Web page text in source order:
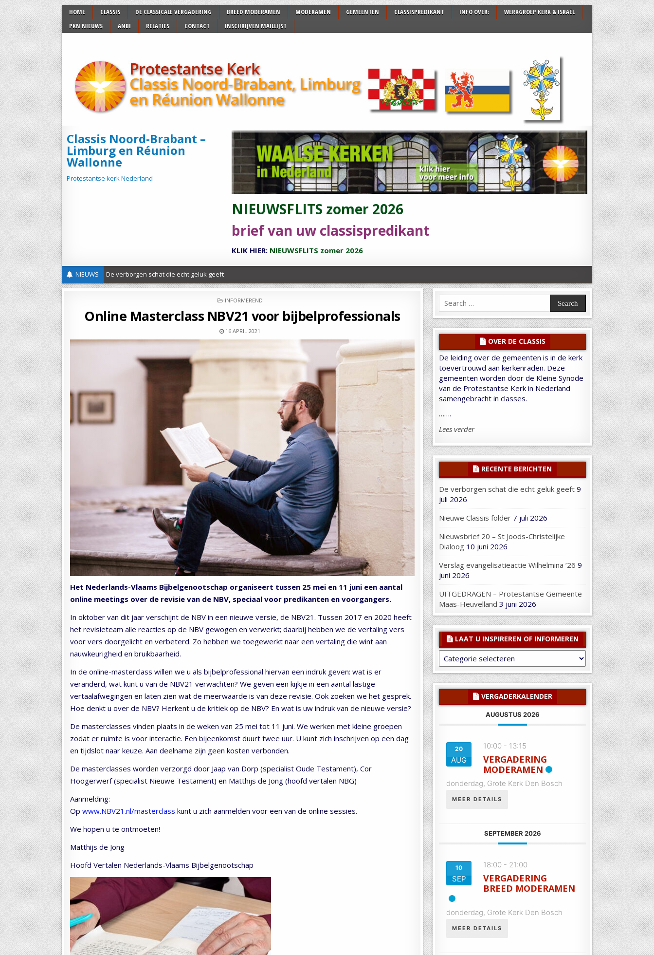
HOME CLASSIS DE CLASSICALE VERGADERING BREED MODERAMEN MODERAMEN GEMEENTEN CLASSISPREDIKANT INFO OVER:
WERKGROEP KERK & ISRAËL
PKN NIEUWS
ANBI RELATIES CONTACT INSCHRIJVEN MAILLIJST
Classis Noord-Brabant –
Limburg en Réunion
Wallonne
Protestantse kerk Nederland
NIEUWSFLITS zomer 2026
brief van uw classispredikant
KLIK HIER: NIEUWSFLITS zomer 2026
NIEUWS
De verborgen schat die echt geluk geeft
Nieuwe Classis folder
UITGEDRAGEN – Protestantse Gemeente Maas-Heuvelland
Uitnodiging Herdenkingsdienst Slavernijverleden
Vrede en gerechtigheid
Open brief over de asielwetten
18 mei classicale werkdag
POSTED
INFORMEREND
Online Masterclass NBV21 voor bijbelprofessionals
16 APRIL 2021
Het Nederlands-Vlaams Bijbelgenootschap organiseert tussen 25 mei en 11 juni een aantal
online meetings over de revisie van de NBV, speciaal voor predikanten en voorgangers.
In oktober van dit jaar verschijnt de NBV in een nieuwe versie, de NBV21. Tussen 2017 en 2020 heeft
het revisieteam alle reacties op de NBV gewogen en verwerkt; daarbij hebben we de vertaling vers
voor vers doorgelicht en verbeterd. Zo hebben we toegewerkt naar een vertaling die wint aan
nauwkeurigheid en bruikbaarheid.
In de online-masterclass willen we u als bijbelprofessional hiervan een indruk geven: wat is er
veranderd, wat kunt u van de NBV21 verwachten? We geven een kijkje in een aantal lastige
vertaalafwegingen en laten zien wat de meerwaarde is van deze revisie. Ook zoeken we het gesprek.
Hoe denkt u over de NBV? Herkent u de kritiek op de NBV? En wat is uw indruk van de nieuwe versie?
De masterclasses vinden plaats in de weken van 25 mei tot 11 juni. We werken met kleine groepen
zodat er ruimte is voor interactie. Een bijeenkomst duurt twee uur. U kunt zich inschrijven op een dag
en tijdslot naar keuze. Aan deelname zijn geen kosten verbonden.
De masterclasses worden verzorgd door Jaap van Dorp (specialist Oude Testament), Cor
Hoogerwerf (specialist Nieuwe Testament) en Matthijs de Jong (hoofd vertalen NBG)
Aanmelding:
Op www.NBV21.nl/masterclass kunt u zich aanmelden voor een van de online sessies.
We hopen u te ontmoeten!
Matthijs de Jong
Hoofd Vertalen Nederlands-Vlaams Bijbelgenootschap
Search
for:
OVER DE CLASSIS
De leiding over de gemeenten is in de kerk
toevertrouwd aan kerkenraden. Deze
gemeenten worden door de Kleine Synode
van de Protestantse Kerk in Nederland
samengebracht in classes.
…….
Lees verder
RECENTE BERICHTEN
De verborgen schat die echt geluk geeft 9
juli 2026
Nieuwe Classis folder 7 juli 2026
Nieuwsbrief 20 – St Joods-Christelijke
Dialoog 10 juni 2026
Verslag evangelisatieactie Wilhelmina ’26 9
juni 2026
UITGEDRAGEN – Protestantse Gemeente
Maas-Heuvelland 3 juni 2026
LAAT U INSPIREREN OF INFORMEREN
Laat
U
inspireren
of
informeren
VERGADERKALENDER
AUGUSTUS 2026
20
AUG
10:00 - 13:15
VERGADERING
MODERAMEN
donderdag, Grote Kerk Den Bosch
MEER DETAILS
SEPTEMBER 2026
10
SEP
18:00 - 21:00
VERGADERING
BREED MODERAMEN
donderdag, Grote Kerk Den Bosch
MEER DETAILS